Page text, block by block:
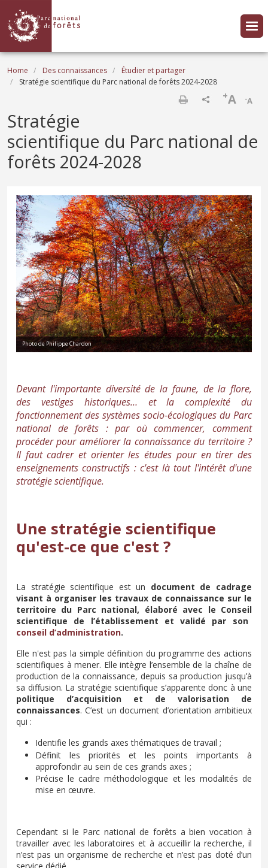
Breadcrumb
Home Des connaissances
Étudier et partager
Stratégie scientifique du Parc national de forêts 2024-2028
-A
+A
Stratégie
scientifique du Parc national de
forêts 2024-2028
Photo de Philippe Chardon
Devant l'importante diversité de la faune, de la flore,
des vestiges historiques… et la complexité du
fonctionnement des systèmes socio-écologiques du Parc
national de forêts : par où commencer, comment
procéder pour améliorer la connaissance du territoire ?
Il faut cadrer et orienter les études pour en tirer des
enseignements constructifs : c'est là tout l'intérêt d'une
stratégie scientifique.
Une stratégie scientifique
qu'est-ce que c'est ?
La stratégie scientifique est un document de cadrage
visant à organiser les travaux de connaissance sur le
territoire du Parc national, élaboré avec le Conseil
scientifique de l’établissement et validé par son
conseil d’administration.
Elle n'est pas la simple définition du programme des actions
scientifiques à mener. Elle intègre l’ensemble de la chaîne de
production de la connaissance, depuis sa production jusqu’à
sa diffusion. La stratégie scientifique s’apparente donc à une
politique d’acquisition et de valorisation de
connaissances. C’est un document d’orientation ambitieux
qui :
Identifie les grands axes thématiques de travail ;
Définit les priorités et les points importants à
approfondir au sein de ces grands axes ;
Précise le cadre méthodologique et les modalités de
mise en œuvre.
Cependant si le Parc national de forêts a bien vocation à
travailler avec les laboratoires et à accueillir la recherche, il
n’est pas un organisme de recherche et n’est pas doté d’un